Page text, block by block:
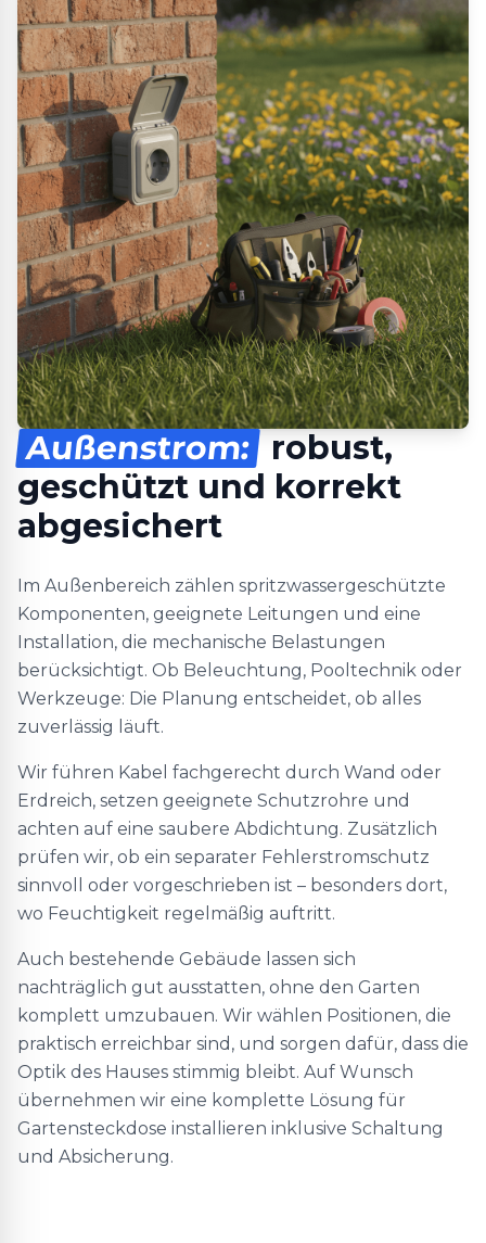
Außenstrom: robust,
geschützt und korrekt
abgesichert
Im Außenbereich zählen spritzwassergeschützte
Komponenten, geeignete Leitungen und eine
Installation, die mechanische Belastungen
berücksichtigt. Ob Beleuchtung, Pooltechnik oder
Werkzeuge: Die Planung entscheidet, ob alles
zuverlässig läuft.
Wir führen Kabel fachgerecht durch Wand oder
Erdreich, setzen geeignete Schutzrohre und
achten auf eine saubere Abdichtung. Zusätzlich
prüfen wir, ob ein separater Fehlerstromschutz
sinnvoll oder vorgeschrieben ist – besonders dort,
wo Feuchtigkeit regelmäßig auftritt.
Auch bestehende Gebäude lassen sich
nachträglich gut ausstatten, ohne den Garten
komplett umzubauen. Wir wählen Positionen, die
praktisch erreichbar sind, und sorgen dafür, dass die
Optik des Hauses stimmig bleibt. Auf Wunsch
übernehmen wir eine komplette Lösung für
Gartensteckdose installieren inklusive Schaltung
und Absicherung.